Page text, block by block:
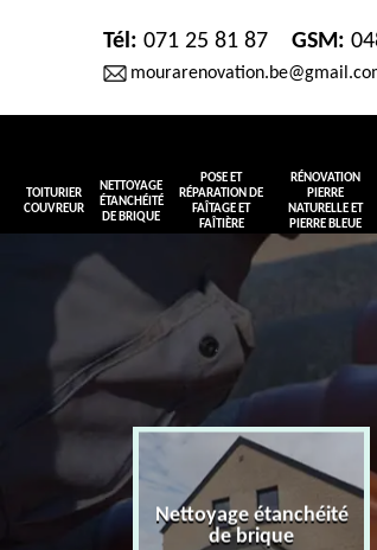
Tél: 071 25 81 87 GSM:
TOITURIER
COUVREUR
NETTOYAGE
ÉTANCHÉITÉ
DE BRIQUE
POSE ET
RÉPARATION DE
FAÎTAGE ET
FAÎTIÈRE
RÉNOVATION
PIERRE
NATURELLE ET
PIERRE BLEUE
Nettoyage étanchéité
de brique